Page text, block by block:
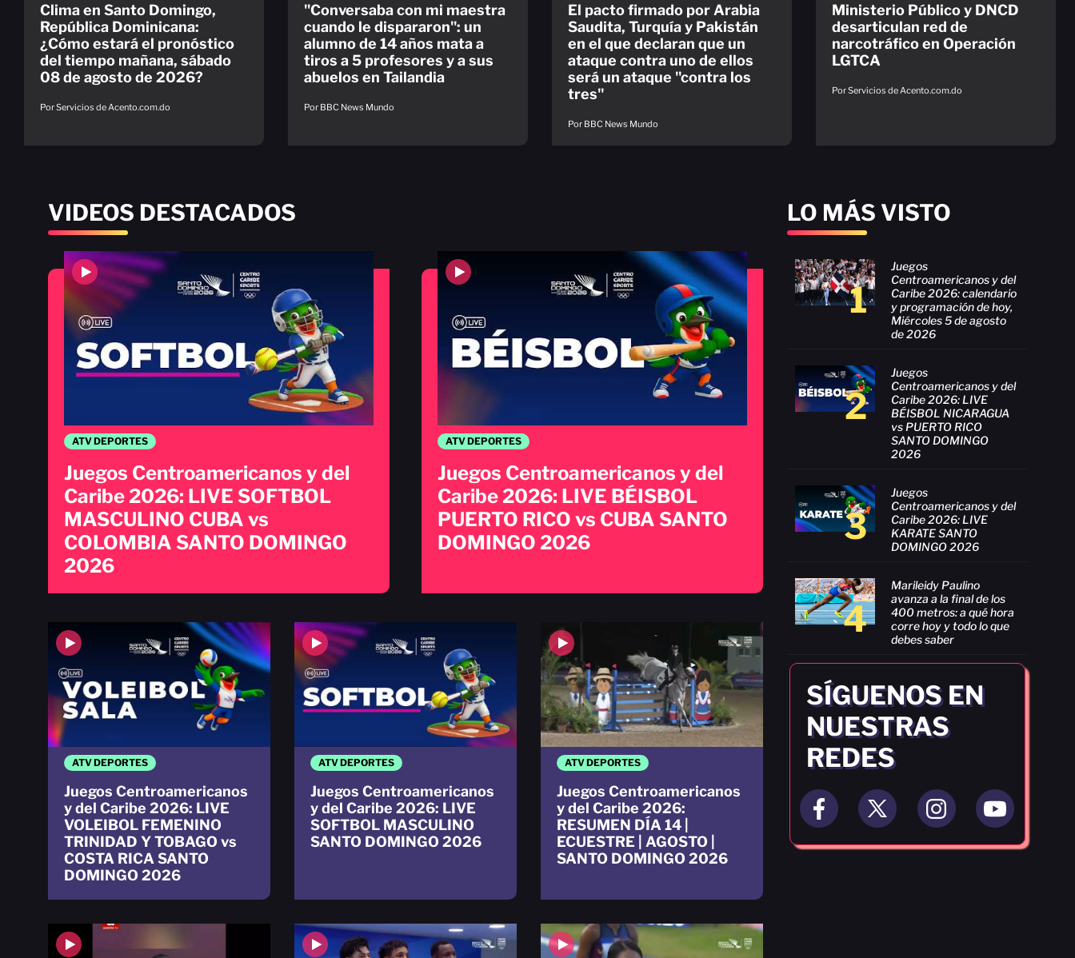
Clima en Santo Domingo,
República Dominicana:
¿Cómo estará el pronóstico
del tiempo mañana, sábado
08 de agosto de 2026?
Por Servicios de Acento.com.do
"Conversaba con mi maestra
cuando le dispararon": un
alumno de 14 años mata a
tiros a 5 profesores y a sus
abuelos en Tailandia
Por BBC News Mundo
El pacto firmado por Arabia
Saudita, Turquía y Pakistán
en el que declaran que un
ataque contra uno de ellos
será un ataque "contra los
tres"
Por BBC News Mundo
Ministerio Público y DNCD
desarticulan red de
narcotráfico en Operación
LGTCA
Por Servicios de Acento.com.do
LO MÁS VISTO
1
Juegos
Centroamericanos y del
Caribe 2026: calendario
y programación de hoy,
Miércoles 5 de agosto
de 2026
2
Juegos
Centroamericanos y del
Caribe 2026: LIVE
BÉISBOL NICARAGUA
vs PUERTO RICO
SANTO DOMINGO
2026
3
Juegos
Centroamericanos y del
Caribe 2026: LIVE
KARATE SANTO
DOMINGO 2026
4
Marileidy Paulino
avanza a la final de los
400 metros: a qué hora
corre hoy y todo lo que
debes saber
SÍGUENOS EN
NUESTRAS
REDES
VIDEOS DESTACADOS
ATV DEPORTES
Juegos Centroamericanos y del
Caribe 2026: LIVE SOFTBOL
MASCULINO CUBA vs
COLOMBIA SANTO DOMINGO
2026
ATV DEPORTES
Juegos Centroamericanos y del
Caribe 2026: LIVE BÉISBOL
PUERTO RICO vs CUBA SANTO
DOMINGO 2026
ATV DEPORTES
Juegos Centroamericanos
y del Caribe 2026: LIVE
VOLEIBOL FEMENINO
TRINIDAD Y TOBAGO vs
COSTA RICA SANTO
DOMINGO 2026
ATV DEPORTES
Juegos Centroamericanos
y del Caribe 2026: LIVE
SOFTBOL MASCULINO
SANTO DOMINGO 2026
ATV DEPORTES
Juegos Centroamericanos
y del Caribe 2026:
RESUMEN DÍA 14 |
ECUESTRE | AGOSTO |
SANTO DOMINGO 2026